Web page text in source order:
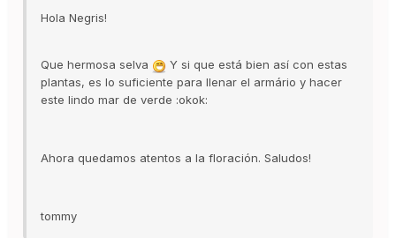
Hola Negris!
Que hermosa selva
Y si que está bien así con estas
plantas, es lo suficiente para llenar el armário y hacer
este lindo mar de verde :okok:
Ahora quedamos atentos a la floración. Saludos!
tommy